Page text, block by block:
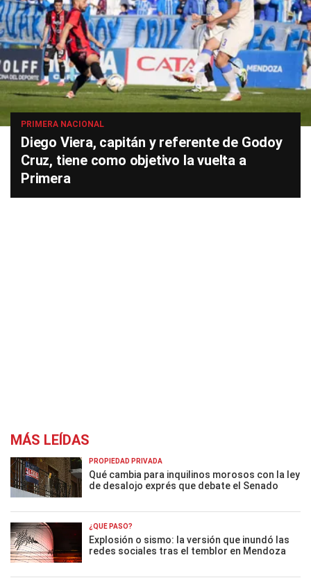
PRIMERA NACIONAL
Diego Viera, capitán y referente de Godoy
Cruz, tiene como objetivo la vuelta a
Primera
MÁS LEÍDAS
PROPIEDAD PRIVADA
Qué cambia para inquilinos morosos con la ley
de desalojo exprés que debate el Senado
¿QUÉ PASÓ?
Explosión o sismo: la versión que inundó las
redes sociales tras el temblor en Mendoza